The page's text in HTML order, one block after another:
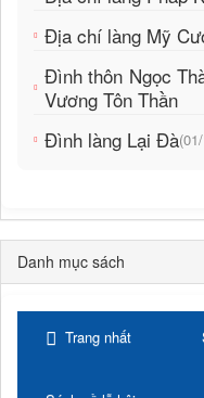
Địa chí làng Mỹ
Đình thôn Ngọc
Vương Tôn Thần
Đình làng Lại Đà
Danh mục sách
Trang nhất